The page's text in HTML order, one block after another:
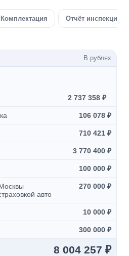
Комплектация Отчёт инспекции
В рублях
2 737 358 ₽
106 078 ₽
710 421 ₽
3 770 400 ₽
100 000 ₽
авто
270 000 ₽
10 000 ₽
300 000 ₽
8 004 257 ₽